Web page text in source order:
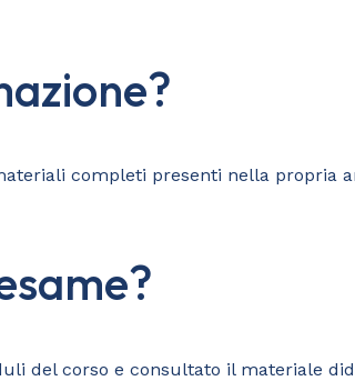
completi presenti nella propria
del corso e consultato il materiale